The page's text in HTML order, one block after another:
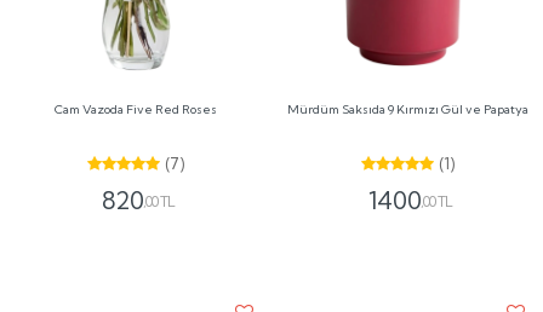
Cam Vazoda Five Red Roses
(7)
820,00 TL
Mürdüm Saksıda 9 Kırmızı Gül ve Papatya
(1)
1400,00 TL